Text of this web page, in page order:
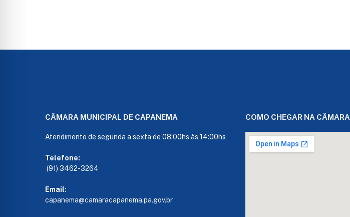
CÂMARA MUNICIPAL DE CAPANEMA
Atendimento de segunda a sexta de 08:00hs às 14:00hs
Telefone:
(91) 3462-3264
Email:
capanema@camaracapanema.pa.gov.br
COMO CHEGAR NA CÂMARA